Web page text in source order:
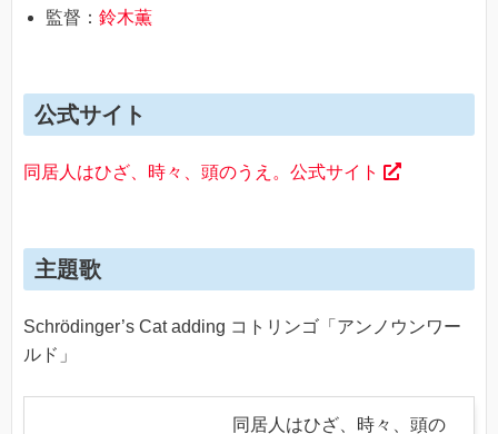
監督： 鈴木薫
公式サイト
同居人はひざ、時々、頭のうえ。公式サイト
主題歌
Schrödinger’s Cat adding コトリンゴ「アンノウンワー
ルド」
同居人はひざ、時々、頭の